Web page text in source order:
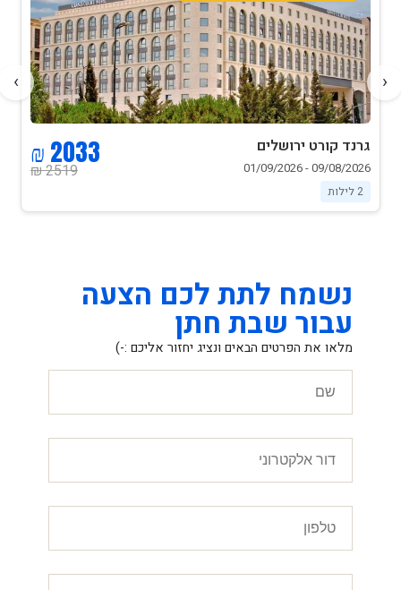
קורט ירושלים
09/08/2026
גרנד
2026 - 29/08/2026
‹
›
נשמח לתת לכם הצעה
עבור שבת חתן
מלאו את הפרטים הבאים ונציג יחזור אליכם :-)